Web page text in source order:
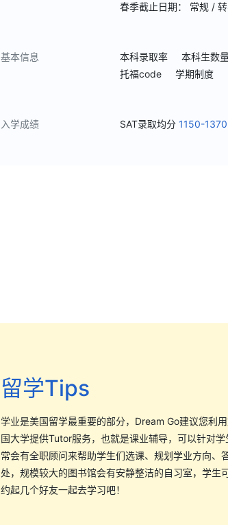
春季截止日期：
常规 /
基本信息 本科录取率 本科生数
托福code
学期制度
入学成绩 SAT录取均分 1150-1370
留学Tips
学业是美国留学最重要的部分，Dream Go建议您利
国大学提供Tutor服务，也就是课业辅导，可以针对
常会有全职顾问来帮助学生们选课、规划学业方向、
处，规模较大的图书馆会有安静整洁的自习室，学生
约起几个好友一起去学习吧！